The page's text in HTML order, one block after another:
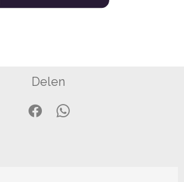
Delen